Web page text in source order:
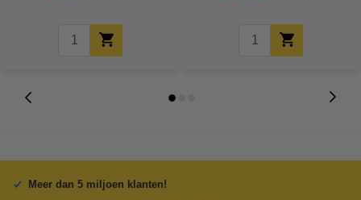
Meer dan 5 miljoen klanten!